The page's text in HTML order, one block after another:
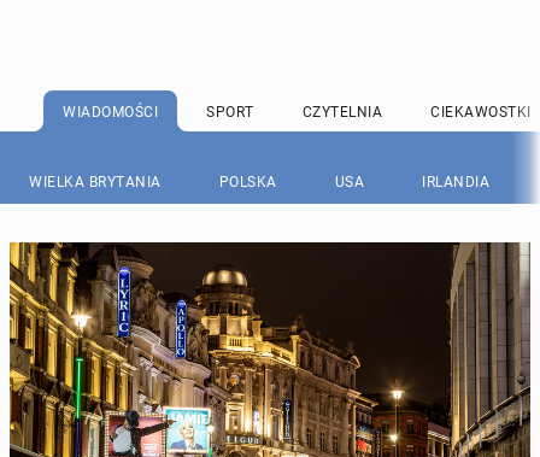
WIADOMOŚCI SPORT CZYTELNIA CIEKAWOSTKI
WIELKA BRYTANIA POLSKA USA IRLANDIA